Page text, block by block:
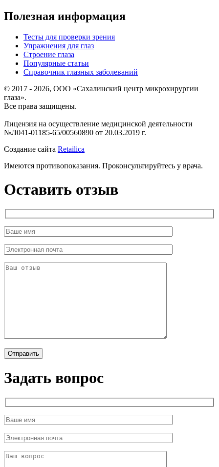
Полезная информация
Тесты для проверки зрения
Упражнения для глаз
Строение глаза
Популярные статьи
Справочник глазных заболеваний
© 2017 - 2026, ООО «Сахалинский центр микрохирургии
глаза».
Все права защищены.
Лицензия на осуществление медицинской деятельности
№Л041-01185-65/00560890 от 20.03.2019 г.
Создание сайта Retailica
Имеются противопоказания. Проконсультируйтесь у врача.
Оставить отзыв
Задать вопрос